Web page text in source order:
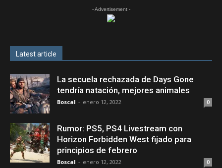
- Advertisement -
Latest article
La secuela rechazada de Days Gone
tendría natación, mejores animales
Boscal - enero 12, 2022 0
Rumor: PS5, PS4 Livestream con
Horizon Forbidden West fijado para
principios de febrero
Boscal - enero 12, 2022 0